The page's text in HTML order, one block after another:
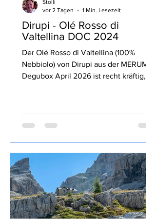
Dirupi - Olé Rosso di
Valtellina DOC 2024
Der Olé Rosso di Valtellina (100%
Nebbiolo) von Dirupi aus der MERUM
13% Alkohol, Tannine und Säure gut
eingebunden, trinkig, passt sehr gut zu
über den Abend.
vor 2 Tagen
1 Min. Lesezeit